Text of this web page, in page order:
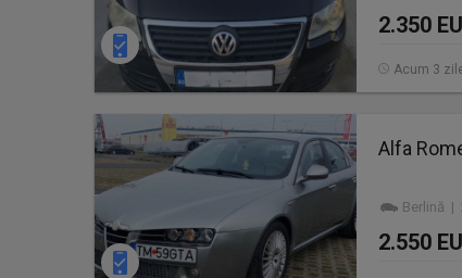
2.350
Acum 3
Alfa
Berlină |
2.550